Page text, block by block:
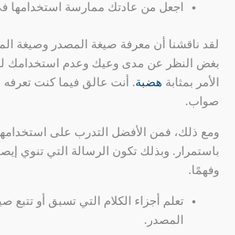
اجعل من عادتك ممارسة استخدامها
لقد ناقشنا أن معرفة صيغة المصدر وصيغة
بغض النظر عن مدى وعيك وعدم استخدامك لها
الأمر بمثابة هضبة. أنت عالق فيما كنت تعرفه
صواب.
ومع ذلك، فمن الأفضل التدرب على
باستمرار. وبذلك تكون الرسالة التي تنوي
وفهمًا.
تعلم أجزاء الكلام التي تسبق أو تتبع
المصدر.